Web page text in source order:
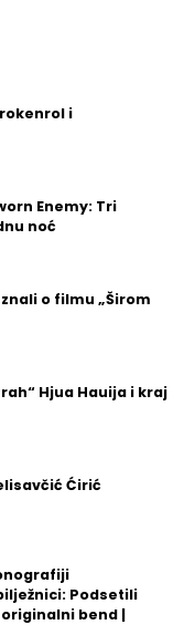
i
Enemy: Tri
noć
o filmu „Širom
Hjua Hauija i kraj
Ćirić
Podsetili
bend |